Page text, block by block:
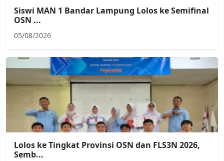
Siswi MAN 1 Bandar Lampung Lolos ke Semifinal
OSN ...
05/08/2026
Lolos ke Tingkat Provinsi OSN dan FLS3N 2026,
Semb...